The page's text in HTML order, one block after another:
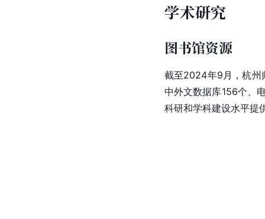
学术研究
图书馆资源
截至2024年9月，杭州
中外文数据库156个、
科研和学科建设水平提